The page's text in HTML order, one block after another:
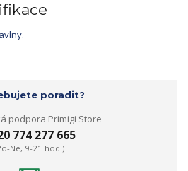
poradit?
podpora Primigi Store
774 277 665
Ne, 9-21 hod.)